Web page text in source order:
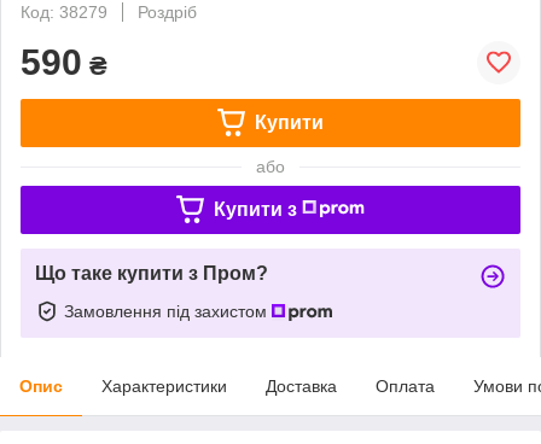
Код: 38279
Роздріб
590 ₴
Купити
або
Купити з
Що таке купити з Пром?
Замовлення під захистом
Опис Характеристики Доставка Оплата Умови